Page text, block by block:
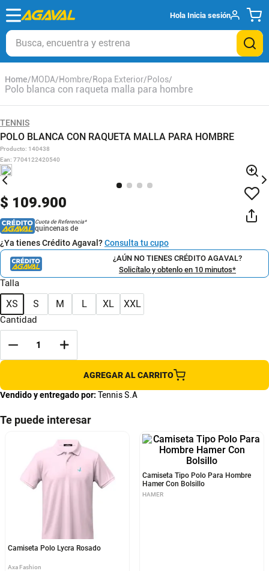
Hola Inicia sesión
Busca, encuentra y estrena
MODA Hombre Ropa Exterior Polos
Polo blanca con raqueta malla para hombre
TENNIS
POLO BLANCA CON RAQUETA MALLA PARA HOMBRE
Producto: 140438
Ean: 7704122420540
$ 109.900
Cuota de Referencia*
quincenas de
¿Ya tienes Crédito Agaval?Consulta tu cupo
¿AÚN NO TIENES CRÉDITO AGAVAL?
Solicítalo y obtenlo en 10 minutos*
Talla
XS S M L XL XXL
Cantidad
AGREGAR AL CARRITO
Vendido y entregado por: Tennis S.A
Te puede interesar
Camiseta Polo Lycra Rosado
Axa Fashion